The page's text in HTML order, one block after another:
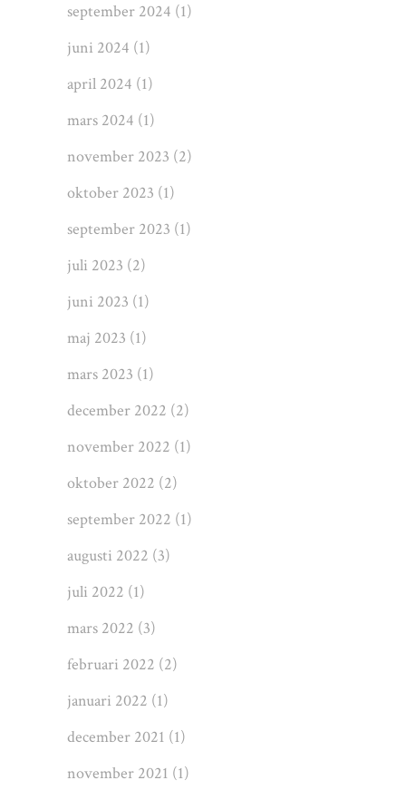
september 2024 (1)
juni 2024 (1)
april 2024 (1)
mars 2024 (1)
november 2023 (2)
oktober 2023 (1)
september 2023 (1)
juli 2023 (2)
juni 2023 (1)
maj 2023 (1)
mars 2023 (1)
december 2022 (2)
november 2022 (1)
oktober 2022 (2)
september 2022 (1)
augusti 2022 (3)
juli 2022 (1)
mars 2022 (3)
februari 2022 (2)
januari 2022 (1)
december 2021 (1)
november 2021 (1)